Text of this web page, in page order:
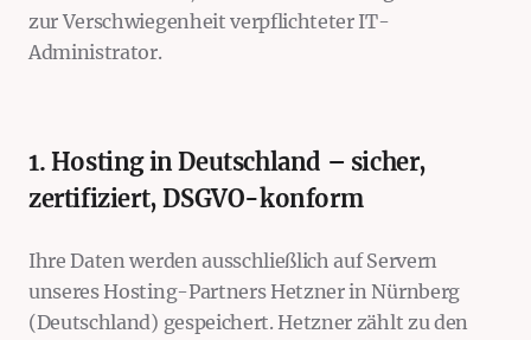
zur Verschwiegenheit verpflichteter IT-
Administrator.
1. Hosting in Deutschland – sicher,
zertifiziert, DSGVO-konform
Ihre Daten werden ausschließlich auf Servern
unseres Hosting-Partners Hetzner in Nürnberg
(Deutschland) gespeichert. Hetzner zählt zu den